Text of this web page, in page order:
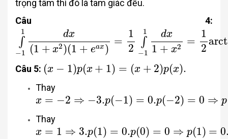
trọng tâm thì đó là tam giác đều.
Câu 4:
1
∫
−1
dx
(1 + x2)(1 + eax )
=
1
2
1
∫
−1
dx
1 + x2 =
1
2
∫−11 x 2 1 x 12
Câu 5: (x − 1)p(x + 1) = (x + 2)p(x).
(x− )p(x+1 ) (x p( )
Thay
x = −2 ⇒ −3.p(−1) = 0.p(−2) = 0 ⇒ p
x=−2 ⇒− 3. −1 )= p( )= 0⇒ p(− =0.
Thay
x = 1 ⇒ 3.p(1) = 0.p(0) = 0 ⇒ p(1) =
x=1⇒ p (1 )=0.p )= 0⇒p )= 0.